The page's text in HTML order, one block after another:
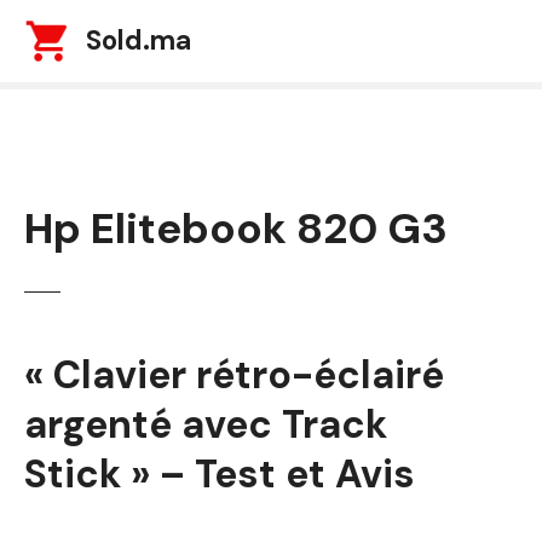
Sold.ma
Hp Elitebook 820 G3
« Clavier rétro-éclairé
argenté avec Track
Stick » – Test et Avis